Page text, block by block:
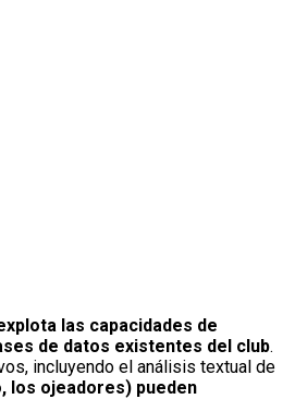
las capacidades de
de datos existentes del club.
incluyendo el análisis textual de
los ojeadores) pueden